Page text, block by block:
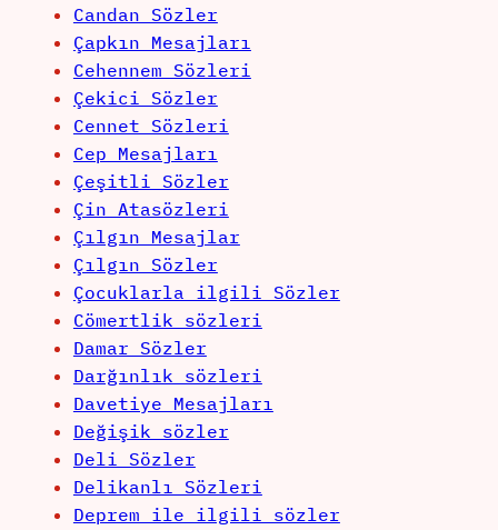
Candan Sözler
Çapkın Mesajları
Cehennem Sözleri
Çekici Sözler
Cennet Sözleri
Cep Mesajları
Çeşitli Sözler
Çin Atasözleri
Çılgın Mesajlar
Çılgın Sözler
Çocuklarla ilgili Sözler
Cömertlik sözleri
Damar Sözler
Darğınlık sözleri
Davetiye Mesajları
Değişik sözler
Deli Sözler
Delikanlı Sözleri
Deprem ile ilgili sözler